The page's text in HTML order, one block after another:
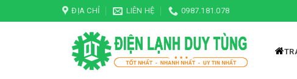
to
ĐỊA CHỈ LIÊN HỆ 0987.181.078